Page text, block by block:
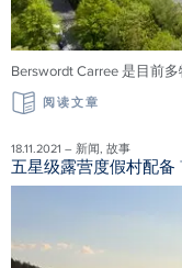
Berswordt Carree 是目前
阅读文章
18.11.2021 – 新闻, 故事
五星级露营度假村配备